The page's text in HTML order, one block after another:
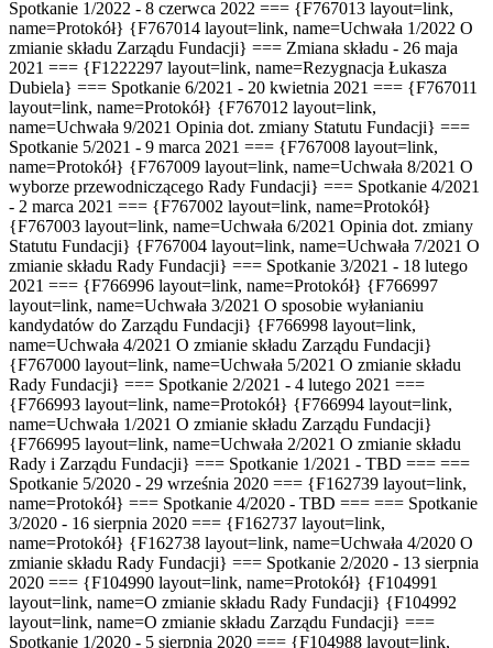
Spotkanie 1/2022 - 8 czerwca 2022 === {F767013 layout=link,
name=Protokół} {F767014 layout=link, name=Uchwała 1/2022 O
zmianie składu Zarządu Fundacji} === Zmiana składu - 26 maja
2021 === {F1222297 layout=link, name=Rezygnacja Łukasza
Dubiela} === Spotkanie 6/2021 - 20 kwietnia 2021 === {F767011
layout=link, name=Protokół} {F767012 layout=link,
name=Uchwała 9/2021 Opinia dot. zmiany Statutu Fundacji} ===
Spotkanie 5/2021 - 9 marca 2021 === {F767008 layout=link,
name=Protokół} {F767009 layout=link, name=Uchwała 8/2021 O
wyborze przewodniczącego Rady Fundacji} === Spotkanie 4/2021
- 2 marca 2021 === {F767002 layout=link, name=Protokół}
{F767003 layout=link, name=Uchwała 6/2021 Opinia dot. zmiany
Statutu Fundacji} {F767004 layout=link, name=Uchwała 7/2021 O
zmianie składu Rady Fundacji} === Spotkanie 3/2021 - 18 lutego
2021 === {F766996 layout=link, name=Protokół} {F766997
layout=link, name=Uchwała 3/2021 O sposobie wyłanianiu
kandydatów do Zarządu Fundacji} {F766998 layout=link,
name=Uchwała 4/2021 O zmianie składu Zarządu Fundacji}
{F767000 layout=link, name=Uchwała 5/2021 O zmianie składu
Rady Fundacji} === Spotkanie 2/2021 - 4 lutego 2021 ===
{F766993 layout=link, name=Protokół} {F766994 layout=link,
name=Uchwała 1/2021 O zmianie składu Zarządu Fundacji}
{F766995 layout=link, name=Uchwała 2/2021 O zmianie składu
Rady i Zarządu Fundacji} === Spotkanie 1/2021 - TBD === ===
Spotkanie 5/2020 - 29 września 2020 === {F162739 layout=link,
name=Protokół} === Spotkanie 4/2020 - TBD === === Spotkanie
3/2020 - 16 sierpnia 2020 === {F162737 layout=link,
name=Protokół} {F162738 layout=link, name=Uchwała 4/2020 O
zmianie składu Rady Fundacji} === Spotkanie 2/2020 - 13 sierpnia
2020 === {F104990 layout=link, name=Protokół} {F104991
layout=link, name=O zmianie składu Rady Fundacji} {F104992
layout=link, name=O zmianie składu Zarządu Fundacji} ===
Spotkanie 1/2020 - 5 sierpnia 2020 === {F104988 layout=link,